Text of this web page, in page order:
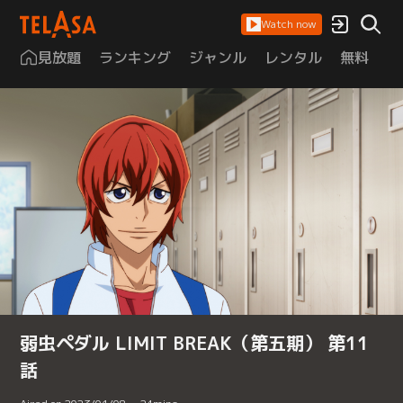
Watch now
見放題 ランキング ジャンル レンタル 無料
弱虫ペダル LIMIT BREAK（第五期） 第11
話